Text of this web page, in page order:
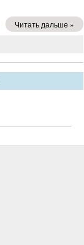
Читать дальше »